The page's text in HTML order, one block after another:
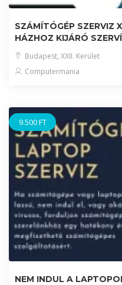
SZÁMÍTÓGÉP SZERVIZ
HÁZHOZ KIJÁRÓ
Budapest, XXII. Kerület
Computermania
9.500 FT
NEM INDUL A